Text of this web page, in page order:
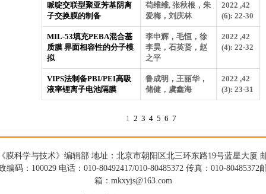
哌啶交联型聚亚芳基阴离
子交换膜的制备
苟维维, 张秋根，朱
爱梅，刘庆林
2022 ,42
(6): 22-30
MIL-53填充PEBA混合基
质膜 界面相容性的分子模
拟
李申辉，毛恒，徐
李昊，石英贤，赵
之平
2022 ,42
(4): 22-32
VIPS法制备PBI/PEI高吸
液率锂离子电池隔膜
鲁成明，王丽华，
储健，虞鑫海
2022 ,42
(3): 23-31
1 2 3 4 5 6 7
膜科学与技术》编辑部 地址：北京市朝阳区北三环东路19号蓝星大厦
编码：100029 电话：010-80492417/010-80485372 传真：010-80485372
箱：mkxyjs@163.com